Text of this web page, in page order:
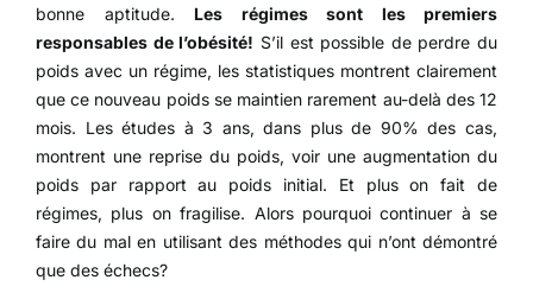
bonne aptitude. Les régimes sont les premiers
responsables de l’obésité! S’il est possible de perdre du
poids avec un régime, les statistiques montrent clairement
que ce nouveau poids se maintien rarement au-delà des 12
mois. Les études à 3 ans, dans plus de 90% des cas,
montrent une reprise du poids, voir une augmentation du
poids par rapport au poids initial. Et plus on fait de
régimes, plus on fragilise. Alors pourquoi continuer à se
faire du mal en utilisant des méthodes qui n’ont démontré
que des échecs?